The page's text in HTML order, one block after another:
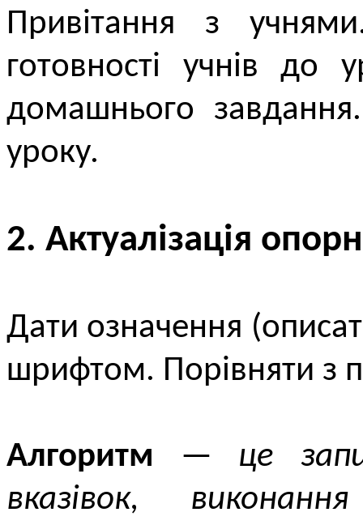
Привітання з
готовності учнів до
домашнього
уроку.
2. Актуалізація
Дати означення
шрифтом. Порівняти з
Алгоритм — це
вказівок,